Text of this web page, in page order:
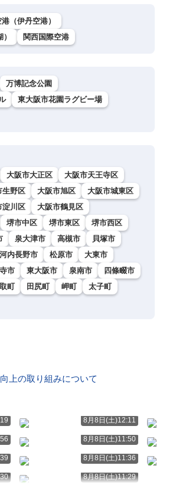
（伊丹空港）
関西国際空港
万博記念公園
東大阪市花園ラグビー場
大阪市大正区
大阪市天王寺区
生野区 大阪市旭区
大阪市城東区
淀川区
大阪市鶴見区
堺市中区 堺市東区
堺市西区
泉大津市 高槻市
貝塚市
河内長野市 松原市
大東市
市 東大阪市 泉南市
四條畷市
町 田尻町 岬町
太子町
上の取り組みについて
8月8日(土)12:11
8月8日(土)11:50
8月8日(土)11:36
8月8日(土)11:29